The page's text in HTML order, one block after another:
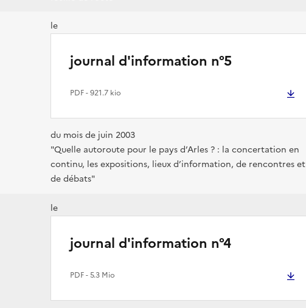
le
journal d'information n°5
PDF- 921.7 kio
du mois de juin 2003
"Quelle autoroute pour le pays d’Arles ? : la concertation en
continu, les expositions, lieux d’information, de rencontres et
de débats"
le
journal d'information n°4
PDF- 5.3 Mio